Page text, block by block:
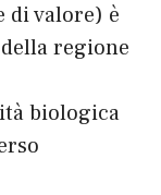
di valore) è
regione
biologica